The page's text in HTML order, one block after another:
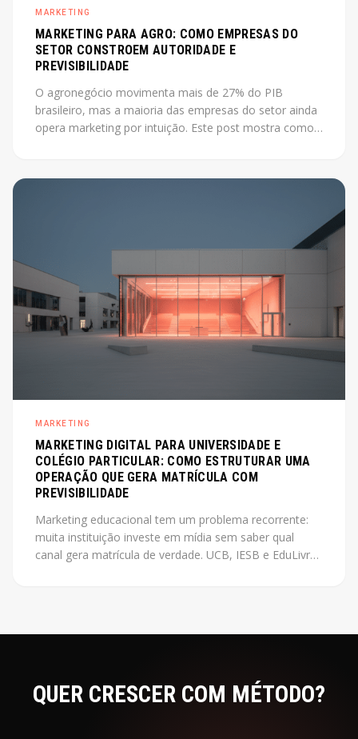
MARKETING
MARKETING PARA AGRO: COMO EMPRESAS DO
SETOR CONSTROEM AUTORIDADE E
PREVISIBILIDADE
O agronegócio movimenta mais de 27% do PIB
brasileiro, mas a maioria das empresas do setor ainda
opera marketing por intuição. Este post mostra como
MARKETING
MARKETING DIGITAL PARA UNIVERSIDADE E
COLÉGIO PARTICULAR: COMO ESTRUTURAR UMA
OPERAÇÃO QUE GERA MATRÍCULA COM
PREVISIBILIDADE
Marketing educacional tem um problema recorrente:
muita instituição investe em mídia sem saber qual
canal gera matrícula de verdade. UCB, IESB e EduLivre
QUER CRESCER COM MÉTODO?